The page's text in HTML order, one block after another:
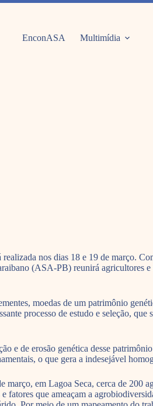
EnconASA Multimídia
nos dias 18 e 19 de março.
(ASA-PB) reunirá agricultores
moedas de um patrimônio
processo de estudo e seleção,
e de erosão genética desse
o que gera a indesejável
em Lagoa Seca, cerca de 200
que ameaçam a